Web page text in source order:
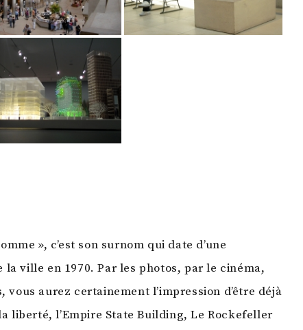
», c’est son surnom qui date d’une
la ville en 1970. Par les photos, par le cinéma,
aurez certainement l’impression d’être déjà
liberté, l’Empire State Building, Le Rockefeller